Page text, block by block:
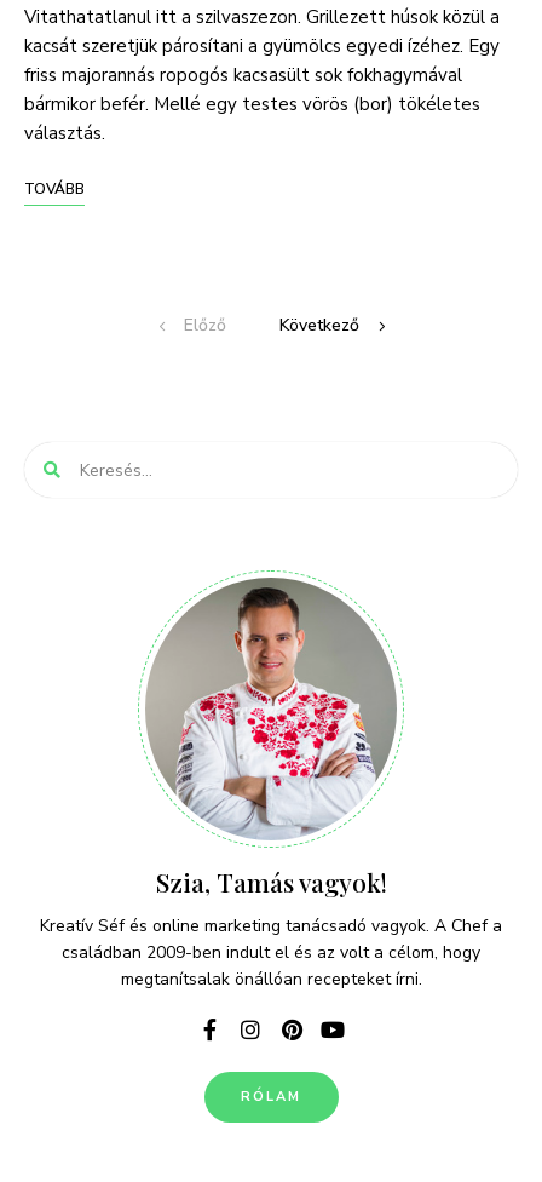
Vitathatatlanul itt a szilvaszezon. Grillezett húsok közül a
kacsát szeretjük párosítani a gyümölcs egyedi ízéhez. Egy
friss majorannás ropogós kacsasült sok fokhagymával
bármikor befér. Mellé egy testes vörös (bor) tökéletes
választás.
TOVÁBB
Előző Következő
Szia, Tamás vagyok!
Kreatív Séf és online marketing tanácsadó vagyok. A Chef a
családban 2009-ben indult el és az volt a célom, hogy
megtanítsalak önállóan recepteket írni.
RÓLAM